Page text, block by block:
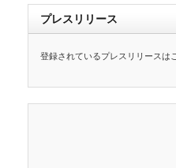
プレスリリース
登録されているプレスリリースは